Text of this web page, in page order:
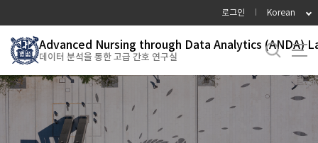
로
메
뉴
로그인 Korean
Advanced Nursing through Data Analytics (ANDA)
데이터 분석을 통한 고급 간호 연구실